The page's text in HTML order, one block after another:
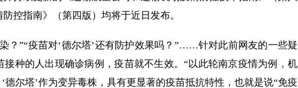
控指南》（第四版）均将于近日发布。
？”“疫苗对‘德尔塔’还有防护效果吗？”……针对此前网友的一些疑
接种的人出现确诊病例，疫苗就不生效。“以此轮南京疫情为例，机
德尔塔’作为变异毒株，具有更显著的疫苗抵抗特性，也就是说“免疫